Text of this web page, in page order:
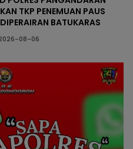
TKP PENEMUAN PAUS
BATUKARAS
08-06